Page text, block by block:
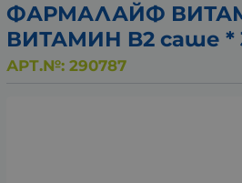
ФАРМАЛАЙФ
ВИТАМИН B2 саше *
АРТ.№: 290787